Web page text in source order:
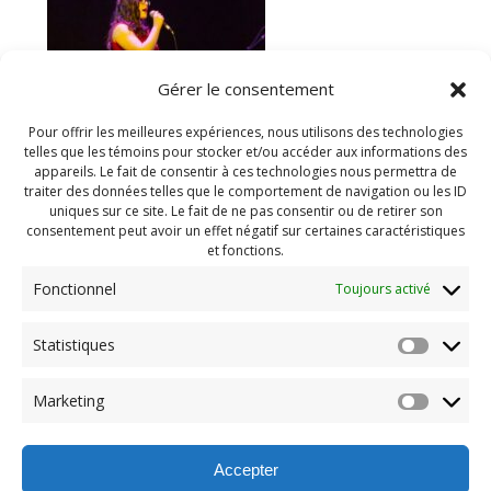
Gérer le consentement
Pour offrir les meilleures expériences, nous utilisons des technologies
telles que les témoins pour stocker et/ou accéder aux informations des
appareils. Le fait de consentir à ces technologies nous permettra de
traiter des données telles que le comportement de navigation ou les ID
uniques sur ce site. Le fait de ne pas consentir ou de retirer son
consentement peut avoir un effet négatif sur certaines caractéristiques
et fonctions.
Fonctionnel Toujours activé
Statistiques
Marketing
Accepter
Navigation
de
l'article
Previous:
post: